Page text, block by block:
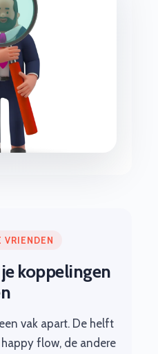
koppelingen
vak apart. De helft
flow, de andere